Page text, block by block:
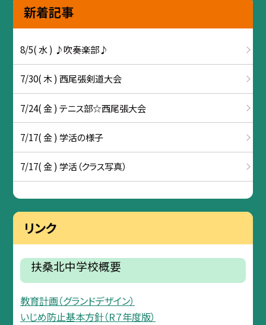
新着記事
8/5( 水 ) ♪吹奏楽部♪
7/30( 木 ) 西尾張剣道大会
7/24( 金 ) テニス部☆西尾張大会
7/17( 金 ) 学活の様子
7/17( 金 ) 学活（クラス写真）
リンク
扶桑北中学校概要
教育計画（グランドデザイン）
いじめ防止基本方針（R７年度版）